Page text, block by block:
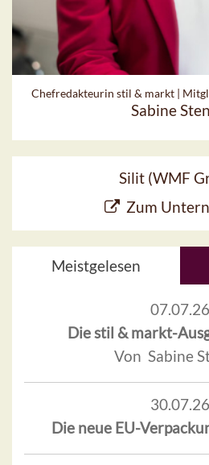
Chefredakteurin stil & markt |
Sabine
Silit (WMF
Zum
Meistgelesen
07.07.26
Die stil & markt-
Von Sabine
30.07.26
Die neue EU-